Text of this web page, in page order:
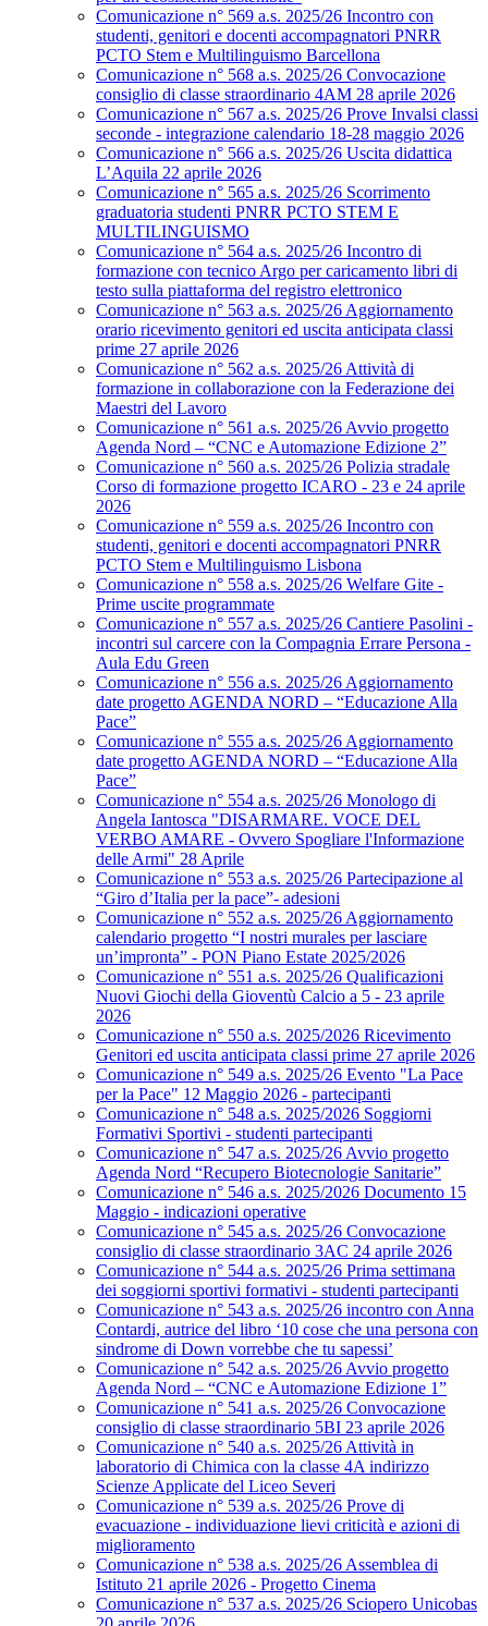
Comunicazione n° 569 a.s. 2025/26 Incontro con
studenti, genitori e docenti accompagnatori PNRR
PCTO Stem e Multilinguismo Barcellona
Comunicazione n° 568 a.s. 2025/26 Convocazione
consiglio di classe straordinario 4AM 28 aprile 2026
Comunicazione n° 567 a.s. 2025/26 Prove Invalsi classi
seconde - integrazione calendario 18-28 maggio 2026
Comunicazione n° 566 a.s. 2025/26 Uscita didattica
L’Aquila 22 aprile 2026
Comunicazione n° 565 a.s. 2025/26 Scorrimento
graduatoria studenti PNRR PCTO STEM E
MULTILINGUISMO
Comunicazione n° 564 a.s. 2025/26 Incontro di
formazione con tecnico Argo per caricamento libri di
testo sulla piattaforma del registro elettronico
Comunicazione n° 563 a.s. 2025/26 Aggiornamento
orario ricevimento genitori ed uscita anticipata classi
prime 27 aprile 2026
Comunicazione n° 562 a.s. 2025/26 Attività di
formazione in collaborazione con la Federazione dei
Maestri del Lavoro
Comunicazione n° 561 a.s. 2025/26 Avvio progetto
Agenda Nord – “CNC e Automazione Edizione 2”
Comunicazione n° 560 a.s. 2025/26 Polizia stradale
Corso di formazione progetto ICARO - 23 e 24 aprile
2026
Comunicazione n° 559 a.s. 2025/26 Incontro con
studenti, genitori e docenti accompagnatori PNRR
PCTO Stem e Multilinguismo Lisbona
Comunicazione n° 558 a.s. 2025/26 Welfare Gite -
Prime uscite programmate
Comunicazione n° 557 a.s. 2025/26 Cantiere Pasolini -
incontri sul carcere con la Compagnia Errare Persona -
Aula Edu Green
Comunicazione n° 556 a.s. 2025/26 Aggiornamento
date progetto AGENDA NORD – “Educazione Alla
Pace”
Comunicazione n° 555 a.s. 2025/26 Aggiornamento
date progetto AGENDA NORD – “Educazione Alla
Pace”
Comunicazione n° 554 a.s. 2025/26 Monologo di
Angela Iantosca "DISARMARE. VOCE DEL
VERBO AMARE - Ovvero Spogliare l'Informazione
delle Armi" 28 Aprile
Comunicazione n° 553 a.s. 2025/26 Partecipazione al
“Giro d’Italia per la pace”- adesioni
Comunicazione n° 552 a.s. 2025/26 Aggiornamento
calendario progetto “I nostri murales per lasciare
un’impronta” - PON Piano Estate 2025/2026
Comunicazione n° 551 a.s. 2025/26 Qualificazioni
Nuovi Giochi della Gioventù Calcio a 5 - 23 aprile
2026
Comunicazione n° 550 a.s. 2025/2026 Ricevimento
Genitori ed uscita anticipata classi prime 27 aprile 2026
Comunicazione n° 549 a.s. 2025/26 Evento "La Pace
per la Pace" 12 Maggio 2026 - partecipanti
Comunicazione n° 548 a.s. 2025/2026 Soggiorni
Formativi Sportivi - studenti partecipanti
Comunicazione n° 547 a.s. 2025/26 Avvio progetto
Agenda Nord “Recupero Biotecnologie Sanitarie”
Comunicazione n° 546 a.s. 2025/2026 Documento 15
Maggio - indicazioni operative
Comunicazione n° 545 a.s. 2025/26 Convocazione
consiglio di classe straordinario 3AC 24 aprile 2026
Comunicazione n° 544 a.s. 2025/26 Prima settimana
dei soggiorni sportivi formativi - studenti partecipanti
Comunicazione n° 543 a.s. 2025/26 incontro con Anna
Contardi, autrice del libro ‘10 cose che una persona con
sindrome di Down vorrebbe che tu sapessi’
Comunicazione n° 542 a.s. 2025/26 Avvio progetto
Agenda Nord – “CNC e Automazione Edizione 1”
Comunicazione n° 541 a.s. 2025/26 Convocazione
consiglio di classe straordinario 5BI 23 aprile 2026
Comunicazione n° 540 a.s. 2025/26 Attività in
laboratorio di Chimica con la classe 4A indirizzo
Scienze Applicate del Liceo Severi
Comunicazione n° 539 a.s. 2025/26 Prove di
evacuazione - individuazione lievi criticità e azioni di
miglioramento
Comunicazione n° 538 a.s. 2025/26 Assemblea di
Istituto 21 aprile 2026 - Progetto Cinema
Comunicazione n° 537 a.s. 2025/26 Sciopero Unicobas